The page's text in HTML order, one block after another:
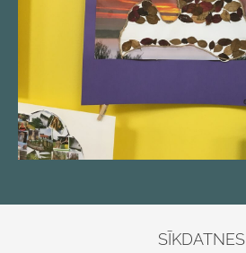
SĪKDATNES